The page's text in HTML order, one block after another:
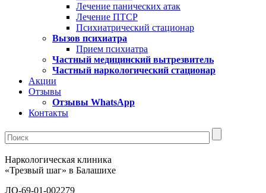
Лечение панических атак
Лечение ПТСР
Психиатрический стационар
Вызов психиатра
Прием психиатра
Частный медицинский вытрезвитель
Частный наркологический стационар
Акции
Отзывы
Отзывы WhatsApp
Контакты
Наркологическая клиника
«Трезвый шаг» в Балашихе
ЛО-69-01-002279